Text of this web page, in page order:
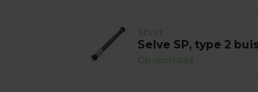
SELVE
Selve SP, type 2
Op voorraad